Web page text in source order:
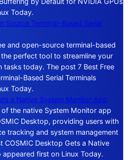
Today.
Source Terminal-Based Serial
and open-source terminal-based
the perfect tool to streamline your
tasks today. The post 7 Best Free
Based Serial Terminals
Today.
a Native System Monitor App
the native System Monitor app
Desktop, providing users with
tracking and system management
COSMIC Desktop Gets a Native
first on Linux Today.